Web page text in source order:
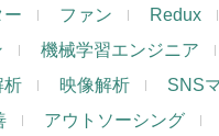
ー ファン Redux
機械学習エンジニア
析 映像解析 SNS
アウトソーシング